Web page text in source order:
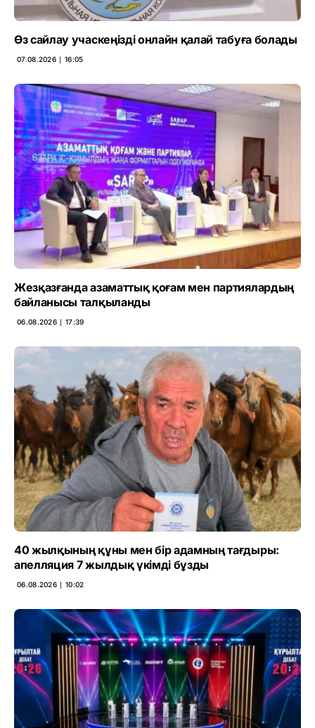
Өз сайлау учаскеңізді онлайн қалай табуға болады
07.08.2026 ∣ 16:05
Жезқазғанда азаматтық қоғам мен партиялардың
байланысы талқыланды
06.08.2026 ∣ 17:39
40 жылқының құны мен бір адамның тағдыры:
апелляция 7 жылдық үкімді бұзды
06.08.2026 ∣ 10:02